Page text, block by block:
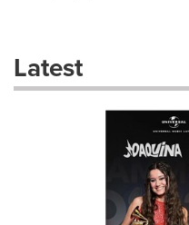
dropdown
will
Latest